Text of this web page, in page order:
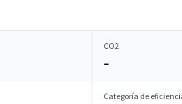
CO2
–
Categoría de